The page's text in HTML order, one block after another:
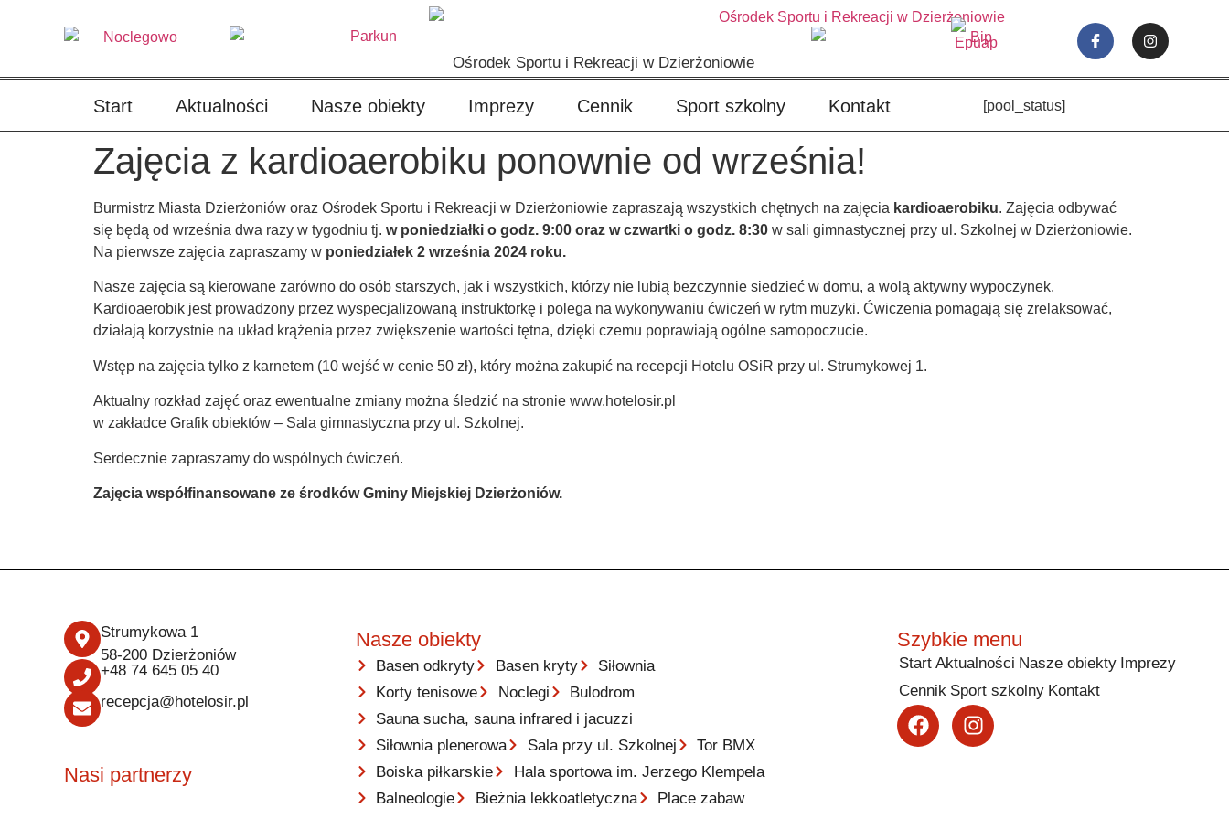
Ośrodek Sportu i Rekreacji w Dzierżoniowie
Start Aktualności Nasze obiekty Imprezy Cennik Sport szkolny Kontakt [pool_status]
Zajęcia z kardioaerobiku ponownie od września!
Burmistrz Miasta Dzierżoniów oraz Ośrodek Sportu i Rekreacji w Dzierżoniowie zapraszają wszystkich chętnych na zajęcia kardioaerobiku. Zajęcia odbywać
się będą od września dwa razy w tygodniu tj. w poniedziałki o godz. 9:00 oraz w czwartki o godz. 8:30 w sali gimnastycznej przy ul. Szkolnej w Dzierżoniowie.
Na pierwsze zajęcia zapraszamy w poniedziałek 2 września 2024 roku.
Nasze zajęcia są kierowane zarówno do osób starszych, jak i wszystkich, którzy nie lubią bezczynnie siedzieć w domu, a wolą aktywny wypoczynek.
Kardioaerobik jest prowadzony przez wyspecjalizowaną instruktorkę i polega na wykonywaniu ćwiczeń w rytm muzyki. Ćwiczenia pomagają się zrelaksować,
działają korzystnie na układ krążenia przez zwiększenie wartości tętna, dzięki czemu poprawiają ogólne samopoczucie.
Wstęp na zajęcia tylko z karnetem (10 wejść w cenie 50 zł), który można zakupić na recepcji Hotelu OSiR przy ul. Strumykowej 1.
Aktualny rozkład zajęć oraz ewentualne zmiany można śledzić na stronie www.hotelosir.pl
w zakładce Grafik obiektów – Sala gimnastyczna przy ul. Szkolnej.
Serdecznie zapraszamy do wspólnych ćwiczeń.
Zajęcia współfinansowane ze środków Gminy Miejskiej Dzierżoniów.
Strumykowa 1
58-200 Dzierżoniów
+48 74 645 05 40
recepcja@hotelosir.pl
Nasi partnerzy
Nasze obiekty
Basen odkryty Basen kryty
Siłownia
Korty tenisowe
Noclegi
Bulodrom
Sauna sucha, sauna infrared i jacuzzi
Siłownia plenerowa
Sala przy ul. Szkolnej
Tor BMX
Boiska piłkarskie
Hala sportowa im. Jerzego Klempela
Balneologie
Bieżnia lekkoatletyczna
Place zabaw
Szybkie menu
Start Aktualności Nasze obiekty Imprezy
Cennik Sport szkolny Kontakt